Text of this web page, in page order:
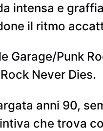
intensa e
il ritmo
Garage/Punk
Never Dies.
anni 90,
che trova